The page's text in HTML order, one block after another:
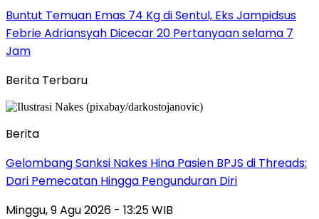
Buntut Temuan Emas 74 Kg di Sentul, Eks Jampidsus
Febrie Adriansyah Dicecar 20 Pertanyaan selama 7
Jam
Berita Terbaru
Berita
Gelombang Sanksi Nakes Hina Pasien BPJS di Threads:
Dari Pemecatan Hingga Pengunduran Diri
Minggu, 9 Agu 2026 - 13:25 WIB